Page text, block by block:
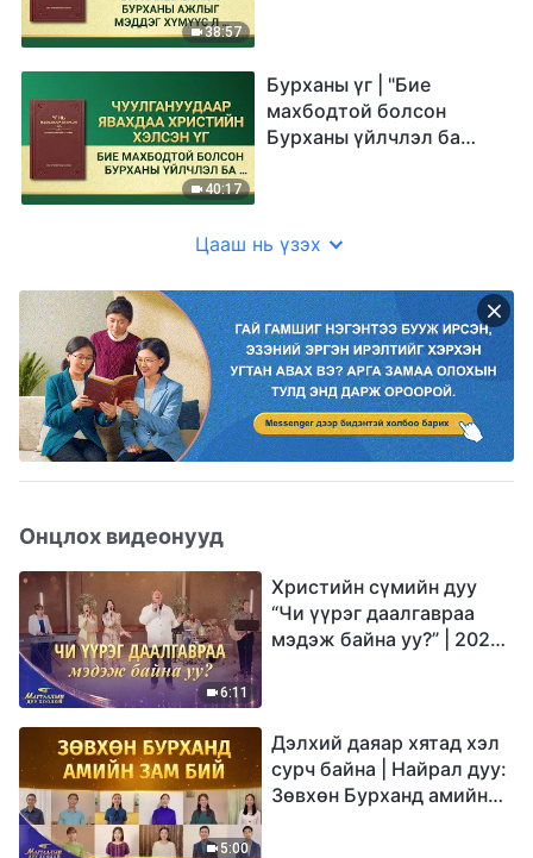
38:57
40:17
Бурханы үг | "Бие
махбодтой болсон
Бурханы үйлчлэл ба
Цааш нь үзэх
Онцлох видеонууд
6:11
Христийн сүмийн дуу
“Чи үүрэг даалгавраа
мэдэж байна уу?” | 2026
5:00
Дэлхий даяар хятад хэл
сурч байна | Найрал дуу:
Зөвхөн Бурханд амийн